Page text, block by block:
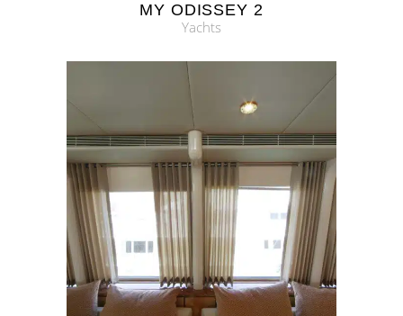
MY ODISSEY 2
Yachts